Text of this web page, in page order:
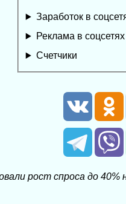
Заработок в
Реклама в соцсетях
Счетчики
рост спроса до 40%